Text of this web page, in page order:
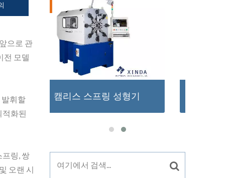
으로 관
전 모델
발휘할
적화된
링, 쌍
오랜 시
기 X형 스프링 성형기